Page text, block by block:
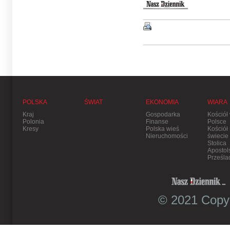
POLSKA
Kraj
Polonia
Kresy
ŚWIAT
EKONOMIA
Gospodarka
Finanse
Polska wieś
Nieruchomości
WIARA
Kościół
Polsce
Kościół
świecie
Stolica
© 2021